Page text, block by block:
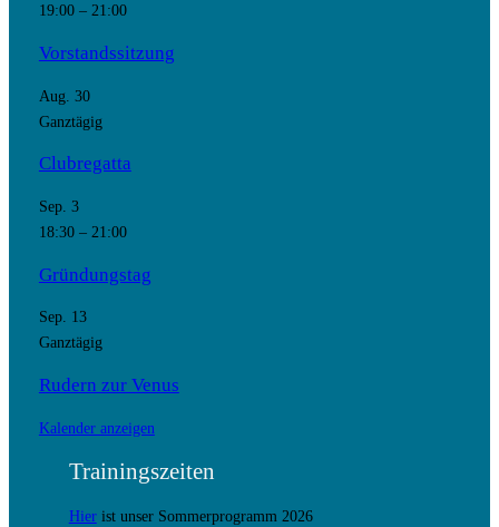
19:00– 21:00
Vorstandssitzung
Aug. 30
Ganztägig
Clubregatta
Sep. 3
18:30– 21:00
Gründungstag
Sep. 13
Ganztägig
Rudern zur Venus
Kalender anzeigen
Trainingszeiten
Hierist unser Sommerprogramm 2026